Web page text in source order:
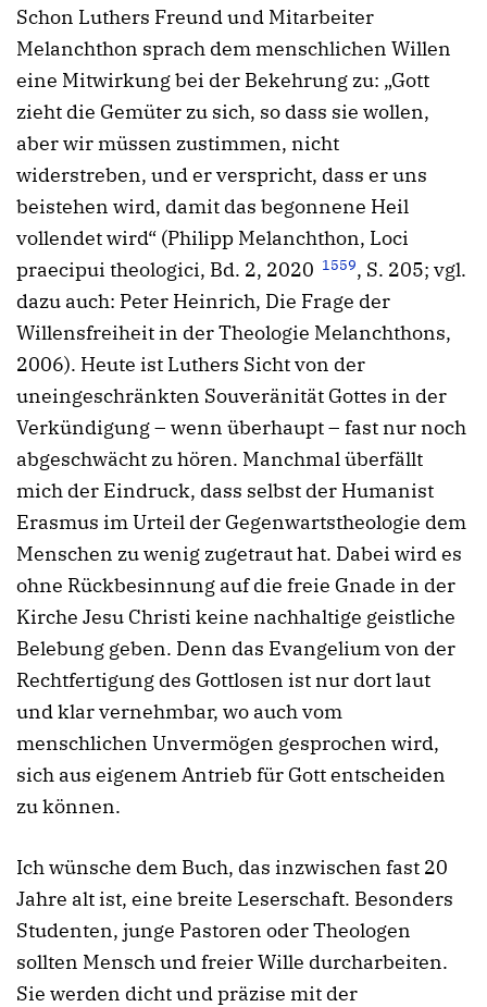
Schon Luthers Freund und Mitarbeiter
Melanchthon sprach dem menschlichen Willen
eine Mitwirkung bei der Bekehrung zu: „Gott
zieht die Gemüter zu sich, so dass sie wollen,
aber wir müssen zustimmen, nicht
widerstreben, und er verspricht, dass er uns
beistehen wird, damit das begonnene Heil
vollendet wird“ (Philipp Melanchthon, Loci
praecipui theologici, Bd. 2, 2020 1559, S. 205; vgl.
dazu auch: Peter Heinrich, Die Frage der
Willensfreiheit in der Theologie Melanchthons,
2006). Heute ist Luthers Sicht von der
uneingeschränkten Souveränität Gottes in der
Verkündigung – wenn überhaupt – fast nur noch
abgeschwächt zu hören. Manchmal überfällt
mich der Eindruck, dass selbst der Humanist
Erasmus im Urteil der Gegenwartstheologie dem
Menschen zu wenig zugetraut hat. Dabei wird es
ohne Rückbesinnung auf die freie Gnade in der
Kirche Jesu Christi keine nachhaltige geistliche
Belebung geben. Denn das Evangelium von der
Rechtfertigung des Gottlosen ist nur dort laut
und klar vernehmbar, wo auch vom
menschlichen Unvermögen gesprochen wird,
sich aus eigenem Antrieb für Gott entscheiden
zu können.
Ich wünsche dem Buch, das inzwischen fast 20
Jahre alt ist, eine breite Leserschaft. Besonders
Studenten, junge Pastoren oder Theologen
sollten Mensch und freier Wille durcharbeiten.
Sie werden dicht und präzise mit der